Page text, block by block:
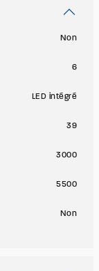
Non
6
LED intégré
39
3000
5500
Non